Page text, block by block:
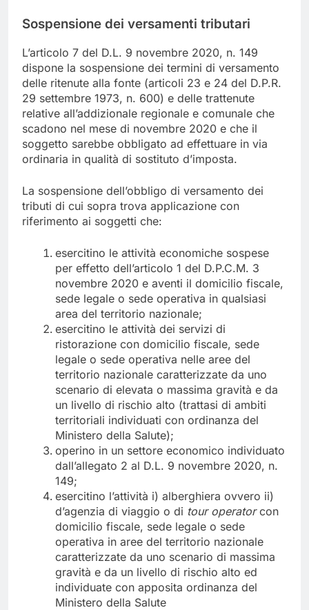
Sospensione dei versamenti tributari
L’articolo 7 del D.L. 9 novembre 2020, n. 149
dispone la sospensione dei termini di versamento
delle ritenute alla fonte (articoli 23 e 24 del D.P.R.
29 settembre 1973, n. 600) e delle trattenute
relative all’addizionale regionale e comunale che
scadono nel mese di novembre 2020 e che il
soggetto sarebbe obbligato ad effettuare in via
ordinaria in qualità di sostituto d’imposta.
La sospensione dell’obbligo di versamento dei
tributi di cui sopra trova applicazione con
riferimento ai soggetti che:
esercitino le attività economiche sospese
per effetto dell’articolo 1 del D.P.C.M. 3
novembre 2020 e aventi il domicilio fiscale,
sede legale o sede operativa in qualsiasi
area del territorio nazionale;
esercitino le attività dei servizi di
ristorazione con domicilio fiscale, sede
legale o sede operativa nelle aree del
territorio nazionale caratterizzate da uno
scenario di elevata o massima gravità e da
un livello di rischio alto (trattasi di ambiti
territoriali individuati con ordinanza del
Ministero della Salute);
operino in un settore economico individuato
dall’allegato 2 al D.L. 9 novembre 2020, n.
149;
esercitino l’attività i) alberghiera ovvero ii)
d’agenzia di viaggio o di tour operatorcon
domicilio fiscale, sede legale o sede
operativa in aree del territorio nazionale
caratterizzate da uno scenario di massima
gravità e da un livello di rischio alto ed
individuate con apposita ordinanza del
Ministero della Salute